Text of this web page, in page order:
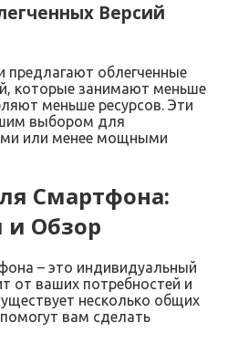
Версий
предлагают облегченные
которые занимают меньше
меньше ресурсов. Эти
выбором для
или менее мощными
Смартфона:
Обзор
– это индивидуальный
от ваших потребностей и
несколько общих
вам сделать